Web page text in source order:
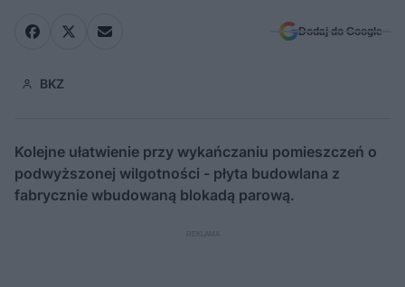
Dodaj do Google
BKZ
Kolejne ułatwienie przy wykańczaniu pomieszczeń o
podwyższonej wilgotności - płyta budowlana z
fabrycznie wbudowaną blokadą parową.